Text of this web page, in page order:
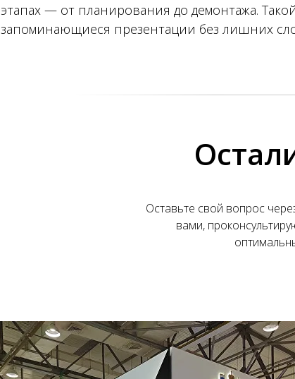
этапах — от планирования до демонтажа.
запоминающиеся презентации без лишних
Оставьте свой вопрос
вами,